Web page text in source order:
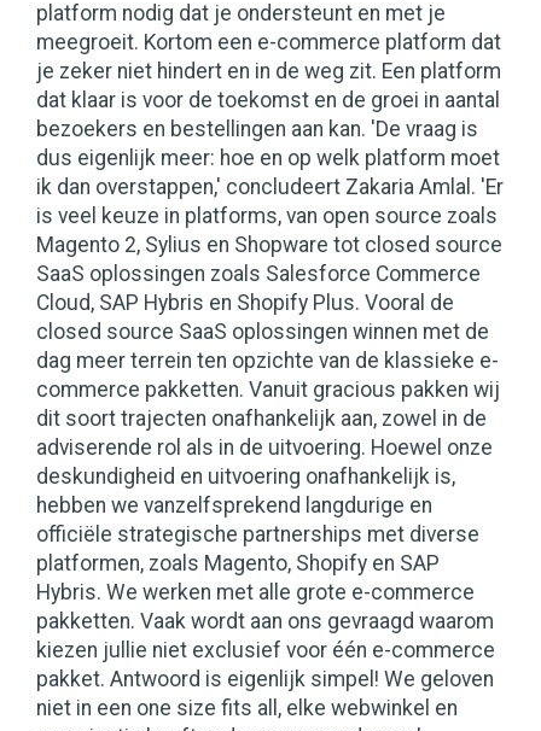
platform nodig dat je ondersteunt en met je
meegroeit. Kortom een e-commerce platform dat
je zeker niet hindert en in de weg zit. Een platform
dat klaar is voor de toekomst en de groei in aantal
bezoekers en bestellingen aan kan. 'De vraag is
dus eigenlijk meer: hoe en op welk platform moet
ik dan overstappen,' concludeert Zakaria Amlal. 'Er
is veel keuze in platforms, van open source zoals
Magento 2, Sylius en Shopware tot closed source
SaaS oplossingen zoals Salesforce Commerce
Cloud, SAP Hybris en Shopify Plus. Vooral de
closed source SaaS oplossingen winnen met de
dag meer terrein ten opzichte van de klassieke e-
commerce pakketten. Vanuit gracious pakken wij
dit soort trajecten onafhankelijk aan, zowel in de
adviserende rol als in de uitvoering. Hoewel onze
deskundigheid en uitvoering onafhankelijk is,
hebben we vanzelfsprekend langdurige en
officiële strategische partnerships met diverse
platformen, zoals Magento, Shopify en SAP
Hybris. We werken met alle grote e-commerce
pakketten. Vaak wordt aan ons gevraagd waarom
kiezen jullie niet exclusief voor één e-commerce
pakket. Antwoord is eigenlijk simpel! We geloven
niet in een one size fits all, elke webwinkel en